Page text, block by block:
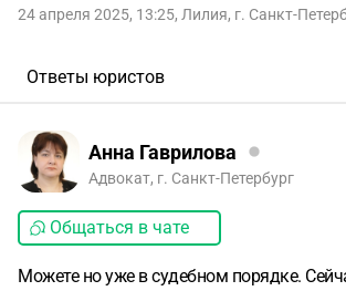
24 апреля 2025, 13:25, Лилия, г. Санкт-
Ответы юристов
Анна Гаврилова
Адвокат, г. Санкт-Петербург
Общаться в чате
Можете но уже в судебном порядке.